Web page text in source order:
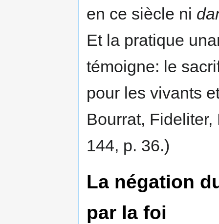
en ce siècle ni
Et la pratique
témoigne: le
pour les vivants
Bourrat,
144, p. 36.)
La négation
par la foi